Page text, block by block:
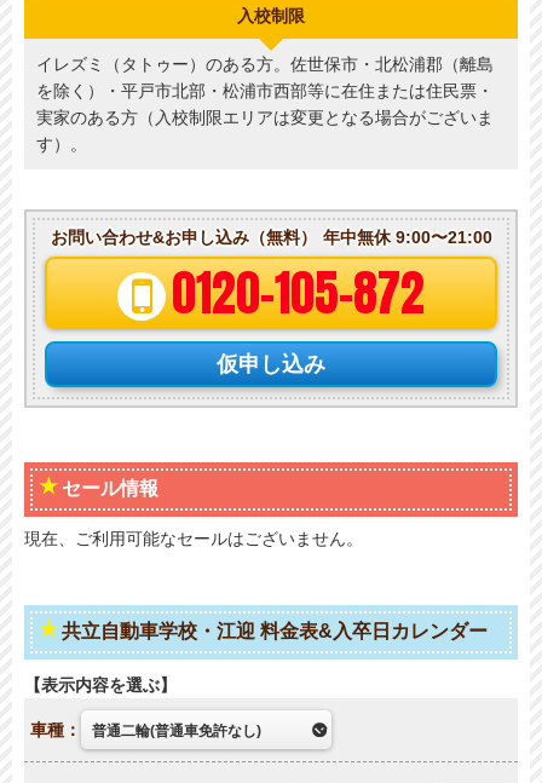
入校制限
イレズミ（タトゥー）のある方。佐世保市・北松浦郡（離島
を除く）・平戸市北部・松浦市西部等に在住または住民票・
実家のある方（入校制限エリアは変更となる場合がございま
す）。
お問い合わせ&お申し込み（無料） 年中無休 9:00〜21:00
0120-105-872
仮申し込み
セール情報
現在、ご利用可能なセールはございません。
共立自動車学校・江迎 料金表&入卒日カレンダー
表示内容を選ぶ
車種：